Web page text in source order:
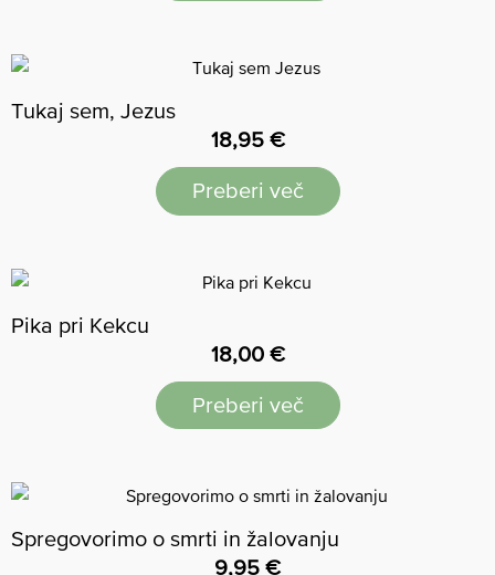
Tukaj sem, Jezus
18,95 €
Preberi več
Pika pri Kekcu
18,00 €
Preberi več
Spregovorimo o smrti in žalovanju
9,95 €